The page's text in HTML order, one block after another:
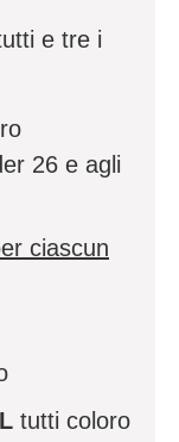
e tre i
26 e agli
ciascun
tutti coloro